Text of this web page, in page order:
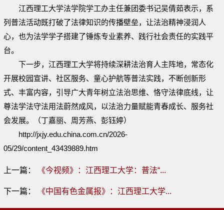
江西理工大学法学院学工办主任兼团委书记吴倩茹表示，系
列普法活动既打破了法律知识的传播壁垒，让法治精神浸润人
心，也为法学学子搭建了锤炼专业素养、践行社会责任的实践平
台。
下一步，江西理工大学将持续深耕法治育人主阵地，常态化
开展校园宣讲、社区服务、童心护航等普法实践，不断创新形
式、丰富内容，引导广大青年树立法治思维、恪守法律底线，让
尊法学法守法用法蔚然成风，以法治力量赋能青春成长、服务社
会发展。（丁嘉丽、周芳燕、彭钰婷）
http://jxjy.edu.china.com.cn/2026-
05/29/content_43439889.htm
上一篇： 《今视频》：江西理工大学：普法“...
下一篇： 《中国有色金属报》：江西理工大学...